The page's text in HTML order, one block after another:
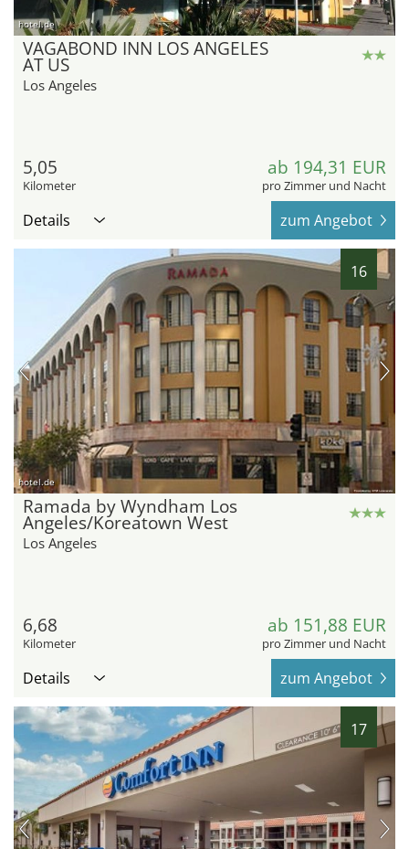
hotel.de
VAGABOND INN LOS ANGELES
AT US
Los Angeles
5,05
Kilometer
ab 194,31 EUR
pro Zimmer und Nacht
Details zum Angebot
16
hotel.de
Ramada by Wyndham Los
Angeles/Koreatown West
Los Angeles
6,68
Kilometer
ab 151,88 EUR
pro Zimmer und Nacht
Details zum Angebot
17